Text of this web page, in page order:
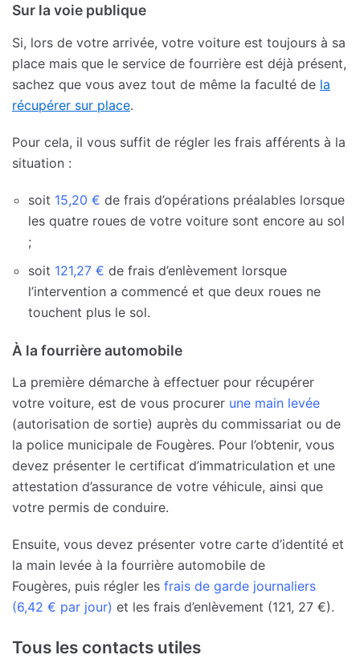
Sur la voie publique
Si, lors de votre arrivée, votre voiture est toujours à sa
place mais que le service de fourrière est déjà présent,
sachez que vous avez tout de même la faculté de la
récupérer sur place.
Pour cela, il vous suffit de régler les frais afférents à la
situation :
soit 15,20 € de frais d’opérations préalables lorsque
les quatre roues de votre voiture sont encore au sol
;
soit 121,27 € de frais d’enlèvement lorsque
l’intervention a commencé et que deux roues ne
touchent plus le sol.
À la fourrière automobile
La première démarche à effectuer pour récupérer
votre voiture, est de vous procurer une main levée
(autorisation de sortie) auprès du commissariat ou de
la police municipale de Fougères. Pour l’obtenir, vous
devez présenter le certificat d’immatriculation et une
attestation d’assurance de votre véhicule, ainsi que
votre permis de conduire.
Ensuite, vous devez présenter votre carte d’identité et
la main levée à la fourrière automobile de
Fougères, puis régler les frais de garde journaliers
(6,42 € par jour) et les frais d’enlèvement (121, 27 €).
Tous les contacts utiles